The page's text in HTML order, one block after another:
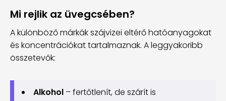
Mi rejlik az üvegcsében?
A különböző márkák szájvizei eltérő hatóanyagokat
és koncentrációkat tartalmaznak. A leggyakoribb
összetevők:
Alkohol – fertőtlenít, de szárít is